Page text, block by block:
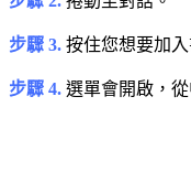
步驟 3. 按住您想要加
步驟 4. 選單會開啟，